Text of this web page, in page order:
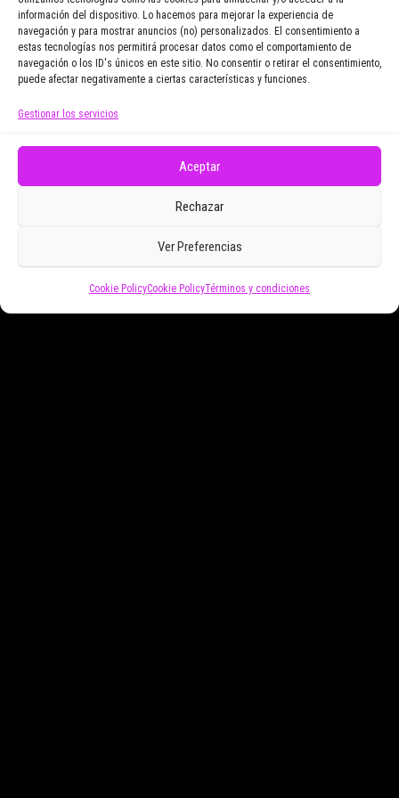
información del dispositivo. Lo hacemos para mejorar la experiencia de
navegación y para mostrar anuncios (no) personalizados. El consentimiento a
estas tecnologías nos permitirá procesar datos como el comportamiento de
navegación o los ID's únicos en este sitio. No consentir o retirar el consentimiento,
puede afectar negativamente a ciertas características y funciones.
Gestionar los servicios
Aceptar
Rechazar
Ver Preferencias
Cookie PolicyCookie PolicyTérminos y condiciones
Email Address
electrónicos promocionales de Zoomdestinos.es
Funciona gracias aWordPress |Tema:Envo Magazine